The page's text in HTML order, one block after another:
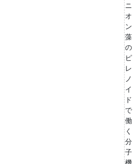
ニ
オ
ン
藻
の
ピ
レ
ノ
イ
ド
で
働
く
分
子